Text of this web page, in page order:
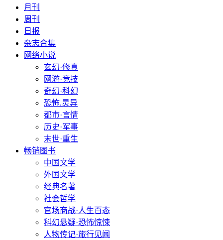
月刊
周刊
日报
杂志合集
网络小说
玄幻·修真
网游·竞技
奇幻·科幻
恐怖.灵异
都市·言情
历史·军事
末世·重生
畅销图书
中国文学
外国文学
经典名著
社会哲学
官场商战·人生百态
科幻悬疑·恐怖惊悚
人物传记·旅行见闻